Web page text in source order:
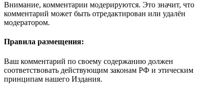
Внимание, комментарии модерируются. Это значит, что
комментарий может быть отредактирован или удалён
модератором.
Правила размещения:
Ваш комментарий по своему содержанию должен
соответствовать действующим законам РФ и этическим
принципам нашего Издания.